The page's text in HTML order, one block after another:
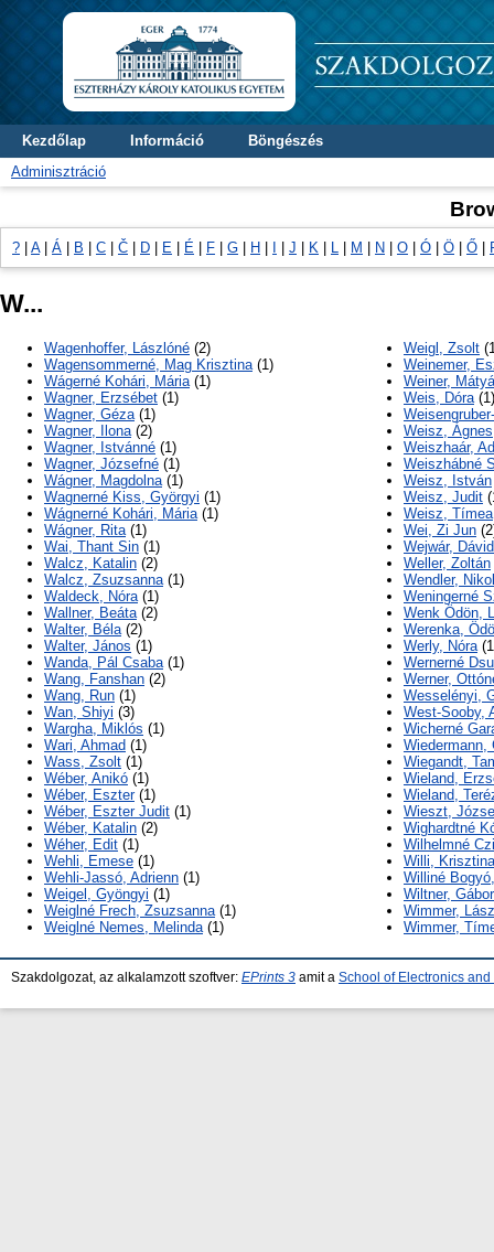
Kezdőlap Információ
Böngészés
Adminisztráció
? A| Á B C Č D E É F G H J K L M N O Ó Ö Ő
W...
Wagenhoffer, Lászlóné (2)
Wagensommerné, Mag Krisztina(1)
Wágerné Kohári, Mária(1)
Wagner, Erzsébet (1)
Wagner, Géza(1)
Wagner, Ilona(2)
Wagner, Istvánné (1)
Wagner, Józsefné (1)
Wágner, Magdolna(1)
Wagnerné Kiss, Györgyi (1)
Wágnerné Kohári, Mária(1)
Wágner, Rita(1)
Wai, Thant Sin (1)
Walcz, Katalin (2)
Walcz, Zsuzsanna(1)
Waldeck, Nóra(1)
Wallner, Beáta(2)
Walter, Béla(2)
Walter, János (1)
Wanda, Pál Csaba(1)
Wang, Fanshan (2)
Wang, Run (1)
Wan, Shiyi (3)
Wargha, Miklós (1)
Wari, Ahmad (1)
Wass, Zsolt (1)
Wéber, Anikó (1)
Wéber, Eszter(1)
Wéber, Eszter Judit (1)
Wéber, Katalin (2)
Wéher, Edit (1)
Wehli, Emese (1)
Wehli-Jassó, Adrienn (1)
Weigel, Gyöngyi (1)
Weiglné Frech, Zsuzsanna(1)
Weiglné Nemes, Melinda(1)
Weigl, Zsolt
Weinemer,
Weiner,
Weis, Dóra(1)
Weisz, Ágnes
Weiszhaár,
Weiszhábné
Weisz, István
Weisz, Judit
Weisz, Tímea
Wei, Zi Jun
Wejwár, Dávid
Weller, Zoltán
Wendler,
Weningerné
Wenk Ödön,
Werenka,
Werly, Nóra
Wernerné
Werner,
Wesselényi,
West-Sooby,
Wicherné
Wiedermann,
Wiegandt,
Wieland,
Wieland,
Wieszt,
Wighardtné
Wilhelmné
Willi, Krisztina
Williné
Wiltner, Gábor
Wimmer,
Wimmer,
Szakdolgozat, az alkalamzott szoftver: EPrints 3 amit a School of Electronics